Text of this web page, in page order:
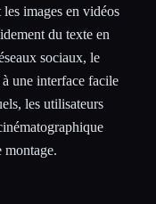
images en vidéos
du texte en
sociaux, le
une interface facile
les utilisateurs
montage.